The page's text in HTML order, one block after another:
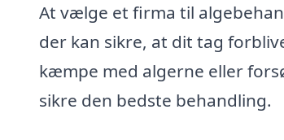
At vælge et firma til
der kan sikre, at dit tag
kæmpe med algerne eller
sikre den bedste behandling.